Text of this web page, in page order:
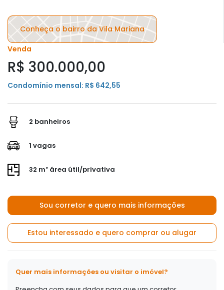
Conheça o bairro da Vila Mariana
Venda
R$ 300.000,00
Condomínio mensal: R$ 642,55
2 banheiros
1 vagas
32 m² área útil/privativa
Sou corretor e quero mais informações
Estou interessado e quero comprar ou alugar
Quer mais informações ou visitar o imóvel?